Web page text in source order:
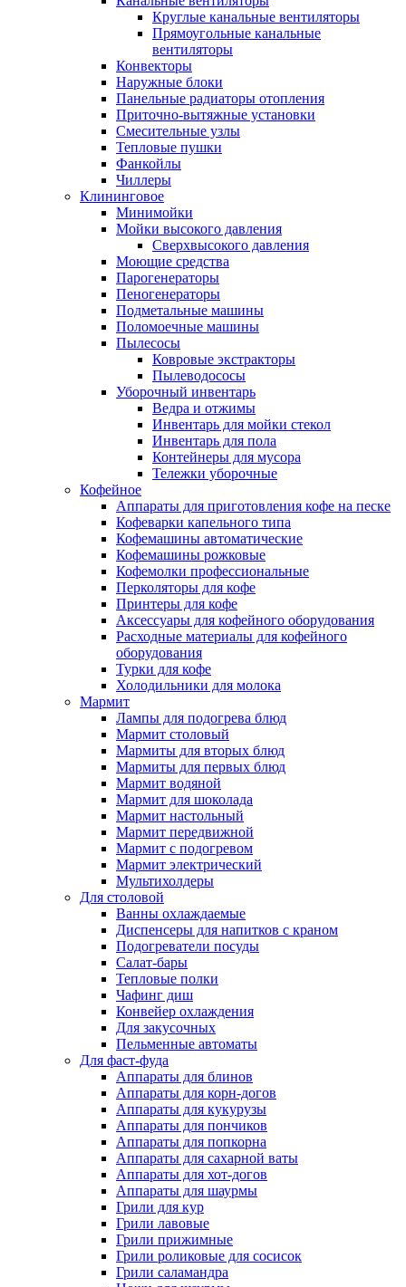
Круглые канальные вентиляторы
Прямоугольные канальные
вентиляторы
Конвекторы
Наружные блоки
Панельные радиаторы отопления
Приточно-вытяжные установки
Смесительные узлы
Тепловые пушки
Фанкойлы
Чиллеры
Клининговое
Минимойки
Мойки высокого давления
Сверхвысокого давления
Моющие средства
Парогенераторы
Пеногенераторы
Подметальные машины
Поломоечные машины
Пылесосы
Ковровые экстракторы
Пылеводососы
Уборочный инвентарь
Ведра и отжимы
Инвентарь для мойки стекол
Инвентарь для пола
Контейнеры для мусора
Тележки уборочные
Кофейное
Аппараты для приготовления кофе на песке
Кофеварки капельного типа
Кофемашины автоматические
Кофемашины рожковые
Кофемолки профессиональные
Перколяторы для кофе
Принтеры для кофе
Аксессуары для кофейного оборудования
Расходные материалы для кофейного
оборудования
Турки для кофе
Холодильники для молока
Мармит
Лампы для подогрева блюд
Мармит столовый
Мармиты для вторых блюд
Мармиты для первых блюд
Мармит водяной
Мармит для шоколада
Мармит настольный
Мармит передвижной
Мармит с подогревом
Мармит электрический
Мультихолдеры
Для столовой
Ванны охлаждаемые
Диспенсеры для напитков с краном
Подогреватели посуды
Салат-бары
Тепловые полки
Чафинг диш
Конвейер охлаждения
Для закусочных
Пельменные автоматы
Для фаст-фуда
Аппараты для блинов
Аппараты для корн-догов
Аппараты для кукурузы
Аппараты для пончиков
Аппараты для попкорна
Аппараты для сахарной ваты
Аппараты для хот-догов
Аппараты для шаурмы
Грили для кур
Грили лавовые
Грили прижимные
Грили роликовые для сосисок
Грили саламандра